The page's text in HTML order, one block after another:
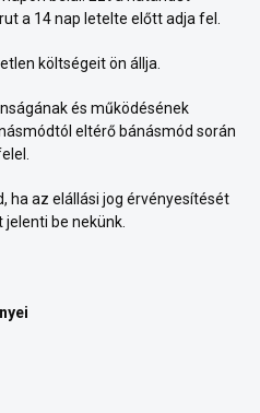
a 14 nap letelte előtt adja fel.
költségeit ön állja.
és működésének
eltérő bánásmód során
ha az elállási jog érvényesítését
be nekünk.